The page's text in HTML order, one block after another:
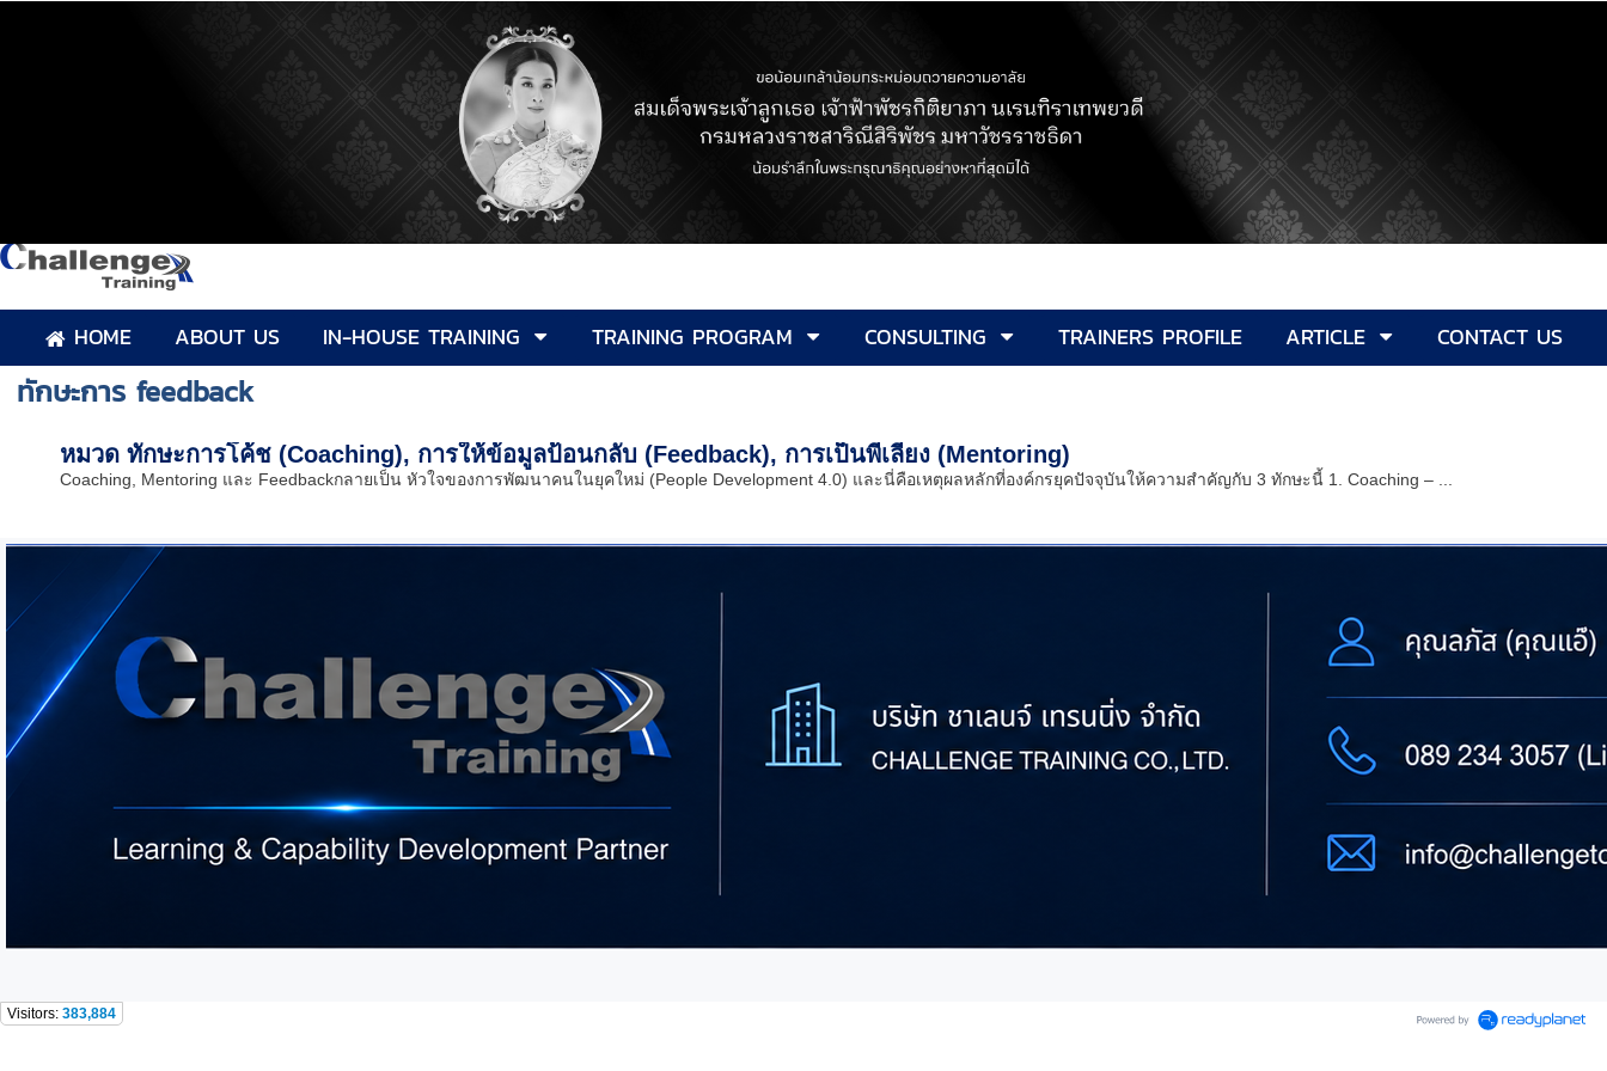
HOME ABOUT US IN-HOUSE TRAINING TRAINING PROGRAM CONSULTING TRAINERS PROFILE ARTICLE CONTACT US
ทักษะการ feedback
หมวด ทักษะการโค้ช (Coaching), การให้ข้อมูลป้อนกลับ (Feedback), การเป็นพี่เลี้ยง (Mentoring)
Coaching, Mentoring และ Feedbackกลายเป็น หัวใจของการพัฒนาคนในยุคใหม่ (People Development 4.0) และนี่คือเหตุผลหลักที่องค์กรยุคปัจจุบันให้ความสำคัญกับ 3 ทักษะนี้ 1. Coaching – ...
Visitors: 383,884